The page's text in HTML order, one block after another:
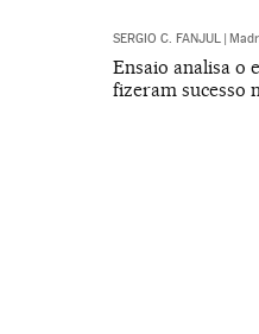
SERGIO C. FANJUL |
Ensaio analisa o
fizeram sucesso